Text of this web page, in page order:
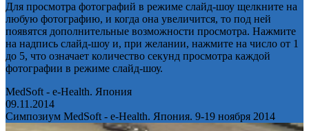
Для просмотра фотографий в режиме слайд-шоу щелкните на
любую фотографию, и когда она увеличится, то под ней
появятся дополнительные возможности просмотра. Нажмите
на надпись слайд-шоу и, при желании, нажмите на число от 1
до 5, что означает количество секунд просмотра каждой
фотографии в режиме слайд-шоу.
MedSoft - e-Health. Япония
09.11.2014
Симпозиум MedSoft - e-Health. Япония. 9-19 ноября 2014